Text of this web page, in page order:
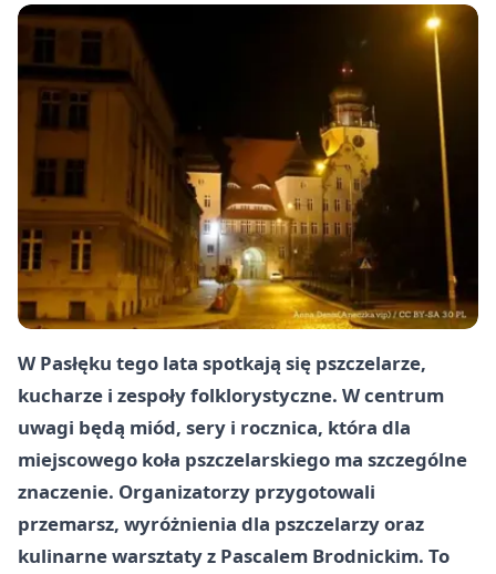
W Pasłęku tego lata spotkają się pszczelarze,
kucharze i zespoły folklorystyczne. W centrum
uwagi będą miód, sery i rocznica, która dla
miejscowego koła pszczelarskiego ma szczególne
znaczenie. Organizatorzy przygotowali
przemarsz, wyróżnienia dla pszczelarzy oraz
kulinarne warsztaty z Pascalem Brodnickim. To